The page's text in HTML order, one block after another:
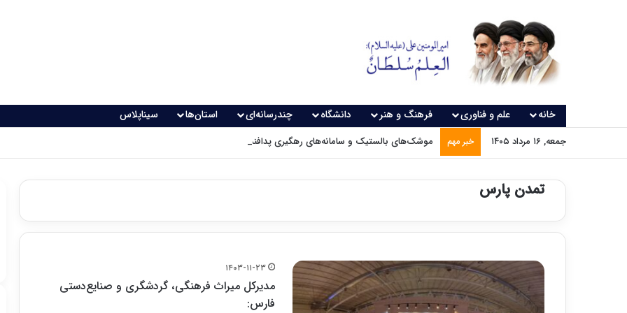
خانه علم و فناوری فرهنگ و هنر دانشگاه چندرسانه‌ای استان‌ها سیناپلاس
جمعه, ۱۶ مرداد ۱۴۰۵ خبر مهم موشک‌های بالستیک و سامانه‌های رهگیری پدافندی چگونه کار می کنند؟
تمدن پارس
۱۴۰۳-۱۱-۲۳
مدیرکل میراث فرهنگی، گردشگری و صنایع‌دستی
فارس: